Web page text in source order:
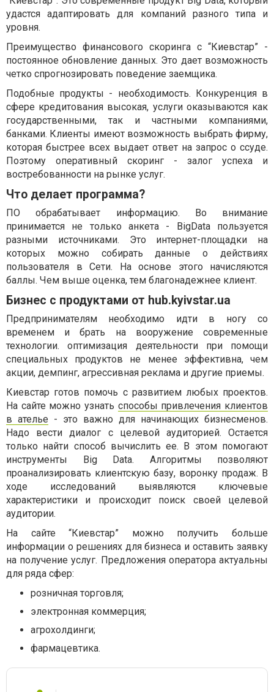
удастся адаптировать для компаний разного типа и
уровня.
Преимущество финансового скоринга с “Киевстар” -
постоянное обновление данных. Это дает возможность
четко спрогнозировать поведение заемщика.
Подобные продукты - необходимость. Конкуренция в
сфере кредитования высокая, услуги оказываются как
государственными, так и частными компаниями,
банками. Клиенты имеют возможность выбрать фирму,
которая быстрее всех выдает ответ на запрос о ссуде.
Поэтому оперативный скоринг - залог успеха и
востребованности на рынке услуг.
Что делает программа?
ПО обрабатывает информацию. Во внимание
принимается не только анкета - BigData пользуется
разными источниками. Это интернет-площадки на
которых можно собирать данные о действиях
пользователя в Сети. На основе этого начисляются
баллы. Чем выше оценка, тем благонадежнее клиент.
Бизнес с продуктами от hub.kyivstar.ua
Предпринимателям необходимо идти в ногу со
временем и брать на вооружение современные
технологии. оптимизация деятельности при помощи
специальных продуктов не менее эффективна, чем
акции, демпинг, агрессивная реклама и другие приемы.
Киевстар готов помочь с развитием любых проектов.
На сайте можно узнать способы привлечения клиентов
в ателье - это важно для начинающих бизнесменов.
Надо вести диалог с целевой аудиторией. Остается
только найти способ вычислить ее. В этом помогают
инструменты Big Data. Алгоритмы позволяют
проанализировать клиентскую базу, воронку продаж. В
ходе исследований выявляются ключевые
характеристики и происходит поиск своей целевой
аудитории.
На сайте “Киевстар” можно получить больше
информации о решениях для бизнеса и оставить заявку
на получение услуг. Предложения оператора актуальны
для ряда сфер:
розничная торговля;
электронная коммерция;
агрохолдинги;
фармацевтика.